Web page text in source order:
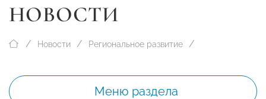
НОВОСТИ
Новости Региональное развитие
Меню раздела